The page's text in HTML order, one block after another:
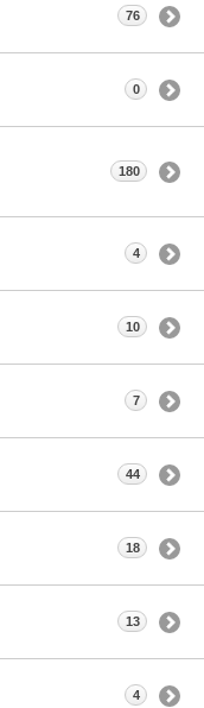
76
0
180
4
10
7
44
18
13
4